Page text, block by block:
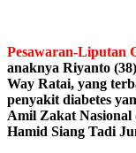
Pesawaran-Liputan
anaknya Riyanto
Way Ratai, yang
penyakit diabetes
Amil Zakat
Hamid Siang Tadi